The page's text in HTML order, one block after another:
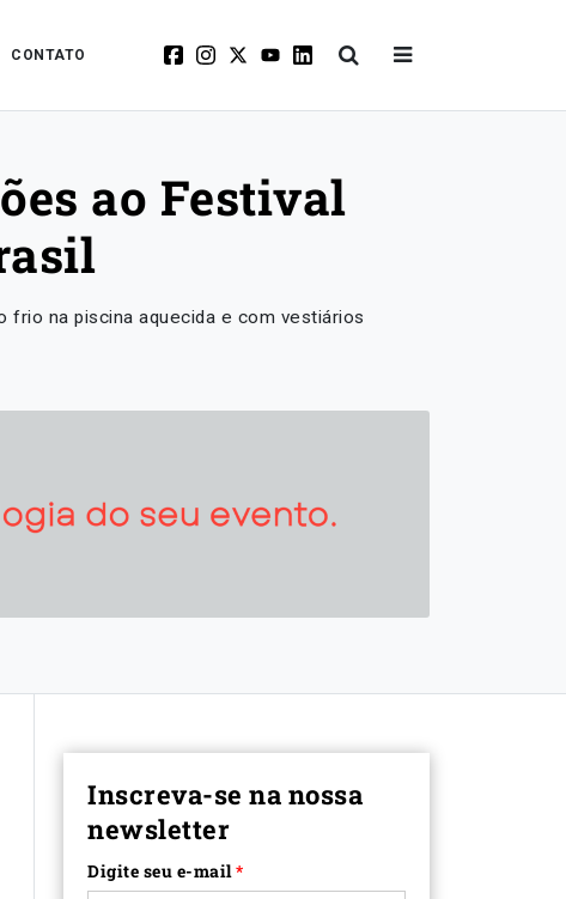
CONTATO
ao Festival
na piscina aquecida e com vestiários
Inscreva-se na nossa
newsletter
Digite seu e-mail*